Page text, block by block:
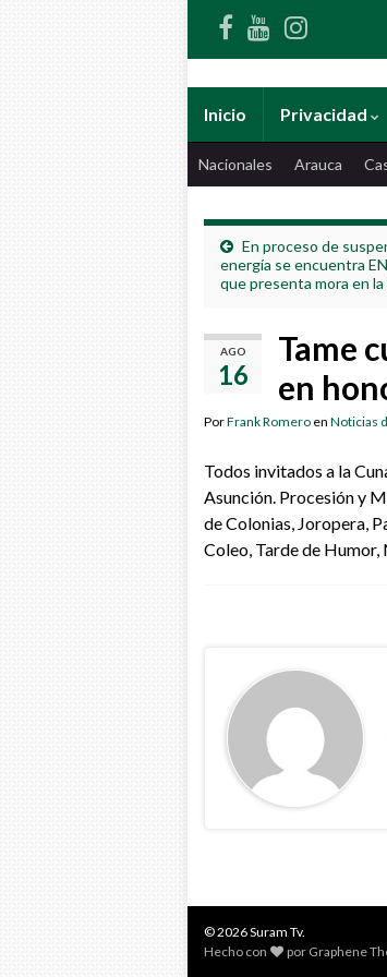
Inicio Privacidad
Nacionales Arauca
En proceso de
energía se encuentra
que presenta mora en
AGO
16
Tame
en
PorFrank Romero en Noticias
Todos invitados a la
Asunción. Procesión y
de Colonias, Joropera,
Coleo, Tarde de Humor,
© 2026 Suram Tv.
Hecho con
por Graphene